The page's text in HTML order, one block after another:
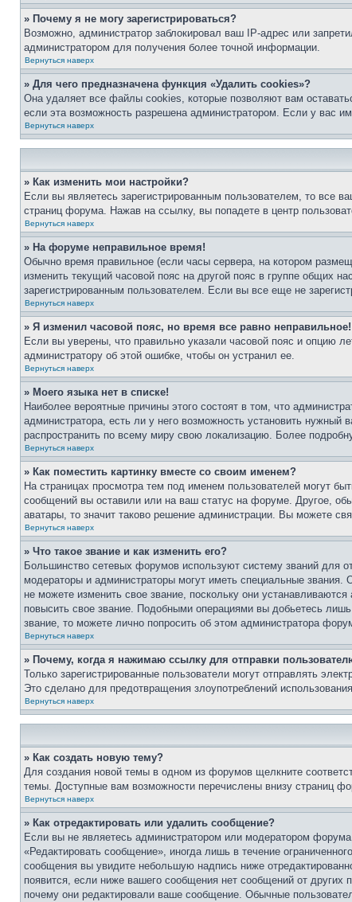
» Почему я не могу зарегистрироваться?
Возможно, администратор заблокировал ваш IP-адрес или
администратором для получения более точной информации.
Вернуться наверх
» Для чего предназначена функция «Удалить cookies»?
Она удаляет все файлы cookies, которые позволяют вам
если эта возможность разрешена администратором. Если у вас
Вернуться наверх
» Как изменить мои настройки?
Если вы являетесь зарегистрированным пользователем, то все
страниц форума. Нажав на ссылку, вы попадете в центр
Вернуться наверх
» На форуме неправильное время!
Обычно время правильное (если часы сервера, на котором
изменить текущий часовой пояс на другой пояс в группе общих
зарегистрированным пользователем. Если вы все еще не
Вернуться наверх
» Я изменил часовой пояс, но время все равно неправильное!
Если вы уверены, что правильно указали часовой пояс и опцию
администратору об этой ошибке, чтобы он устранил ее.
Вернуться наверх
» Моего языка нет в списке!
Наиболее вероятные причины этого состоят в том, что
администратора, есть ли у него возможность установить нужный
распространить по всему миру свою локализацию. Более
Вернуться наверх
» Как поместить картинку вместе со своим именем?
На страницах просмотра тем под именем пользователей могут
сообщений вы оставили или на ваш статус на форуме. Другое,
аватары, то значит таково решение администрации. Вы можете
Вернуться наверх
» Что такое звание и как изменить его?
Большинство сетевых форумов используют систему званий для
модераторы и администраторы могут иметь специальные
не можете изменить свое звание, поскольку они
повысить свое звание. Подобными операциями вы добьетесь
звание, то можете лично попросить об этом администратора
Вернуться наверх
» Почему, когда я нажимаю ссылку для отправки
Только зарегистрированные пользователи могут отправлять
Это сделано для предотвращения злоупотреблений
Вернуться наверх
» Как создать новую тему?
Для создания новой темы в одном из форумов щелкните
темы. Доступные вам возможности перечислены внизу страниц
Вернуться наверх
» Как отредактировать или удалить сообщение?
Если вы не являетесь администратором или модератором
«Редактировать сообщение», иногда лишь в течение
сообщения вы увидите небольшую надпись ниже
появится, если ниже вашего сообщения нет сообщений от других
почему они редактировали ваше сообщение. Обычные